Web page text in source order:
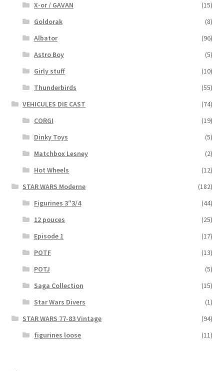
X-or / GAVAN
(15)
Goldorak
(8)
Albator
(96)
Astro Boy
(5)
Girly stuff
(10)
Thunderbirds
(55)
VEHICULES DIE CAST
(74)
CORGI
(19)
Dinky Toys
(5)
Matchbox Lesney
(2)
Hot Wheels
(12)
STAR WARS Moderne
(182)
Figurines 3″3/4
(44)
12 pouces
(25)
Episode 1
(17)
POTF
(13)
POTJ
(5)
Saga Collection
(15)
Star Wars Divers
(1)
STAR WARS 77-83 Vintage
(94)
figurines loose
(11)